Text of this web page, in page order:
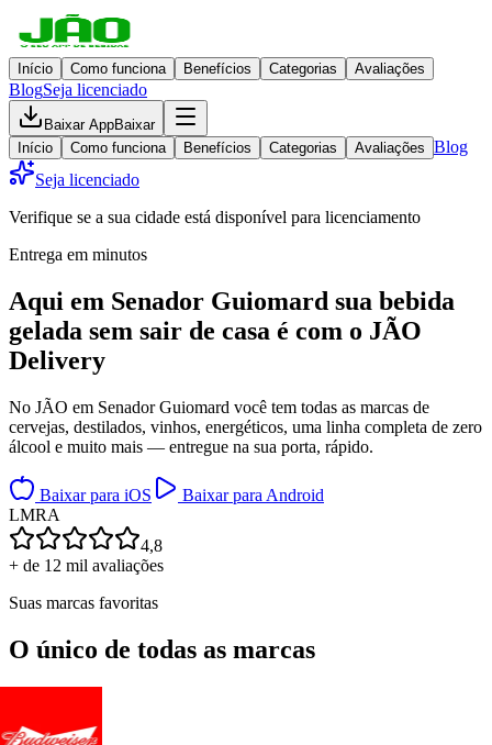
Início Como funciona Benefícios Categorias Avaliações
BlogSeja licenciado
Baixar AppBaixar
Início
Como funciona Benefícios Categorias Avaliações Blog
Seja licenciado
Verifique se a sua cidade está disponível para licenciamento
Entrega em minutos
Aqui em Senador Guiomard sua bebida
gelada sem sair de casa é com o JÃO
Delivery
No JÃO em Senador Guiomard você tem todas as marcas de
cervejas, destilados, vinhos, energéticos, uma linha completa de zero
álcool e muito mais — entregue na sua porta, rápido.
Baixar para iOS
Baixar para Android
LMRA
4,8
+ de 12 mil avaliações
Suas marcas favoritas
O único de todas as marcas